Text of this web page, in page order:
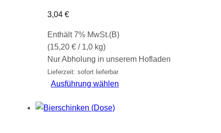
Produktseite
3,04 €
Enthält 7% MwSt.(B)
(15,20 € / 1,0 kg)
Nur Abholung in unserem Hofladen
Lieferzeit: sofort lieferbar
Ausführung wählen